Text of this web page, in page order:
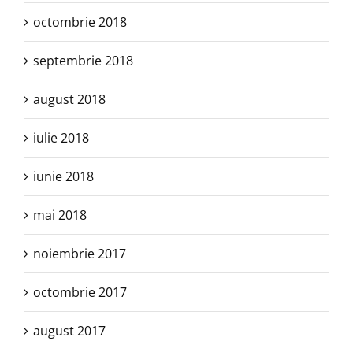
octombrie 2018
septembrie 2018
august 2018
iulie 2018
iunie 2018
mai 2018
noiembrie 2017
octombrie 2017
august 2017